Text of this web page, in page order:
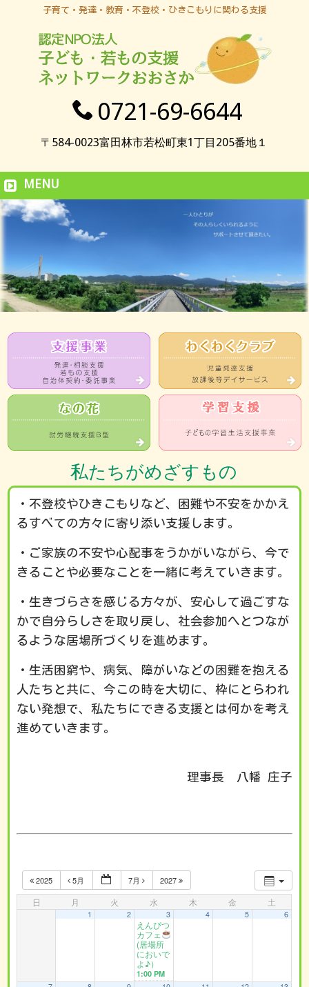
子育て・発達・教育・不登校・ひきこもりに関わる支援
0721-69-6644
〒584-0023富田林市若松町東1丁目205番地１
MENU
私たちがめざすもの
・不登校やひきこもりなど、困難や不安をかかえ
るすべての方々に寄り添い支援します。
・ご家族の不安や心配事をうかがいながら、今で
きることや必要なことを一緒に考えていきます。
・生きづらさを感じる方々が、安心して過ごすな
かで自分らしさを取り戻し、社会参加へとつなが
るような居場所づくりを進めます。
・生活困窮や、病気、障がいなどの困難を抱える
人たちと共に、今この時を大切に、枠にとらわれ
ない発想で、私たちにできる支援とは何かを考え
進めていきます。
理事長 八幡 庄子
2025 5月 7月 2027
日 月 火 水 木 金 土
1 2 3
えんぴつ
カフェ
(居場所
においで
よ♪）
1:00 PM
4 5 6